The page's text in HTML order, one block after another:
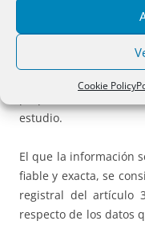
Cookie Policy
la prevención del
señaladas y no
propios de los
estudio.
El que la información
fiable y exacta, se
registral del artículo
respecto de los datos